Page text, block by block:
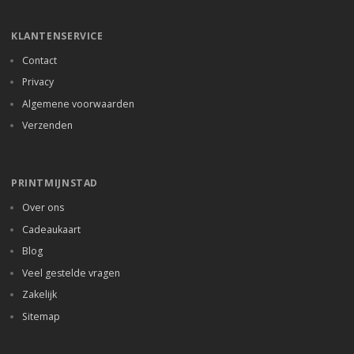
KLANTENSERVICE
Contact
Privacy
Algemene voorwaarden
Verzenden
PRINTMIJNSTAD
Over ons
Cadeaukaart
Blog
Veel gestelde vragen
Zakelijk
Sitemap